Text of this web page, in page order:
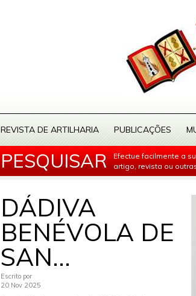
REVISTA DE ARTILHARIA PUBLICAÇÕES
PESQUISAR
Efectue facilmente a
artigo, revista ou
DÁDIVA
BENÉVOLA DE
SAN...
Escrito por
20 Nov 2025